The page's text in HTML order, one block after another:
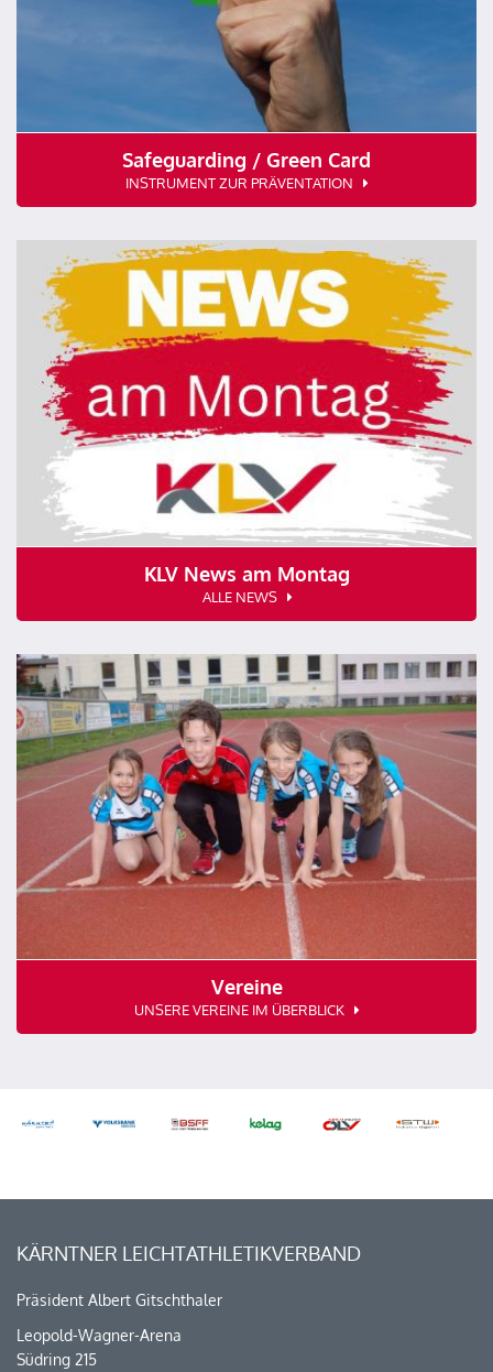
Safeguarding / Green Card
INSTRUMENT ZUR PRÄVENTATION
KLV News am Montag
ALLE NEWS
Vereine
UNSERE VEREINE IM ÜBERBLICK
KÄRNTNER LEICHTATHLETIKVERBAND
Präsident Albert Gitschthaler
Leopold-Wagner-Arena
Südring 215